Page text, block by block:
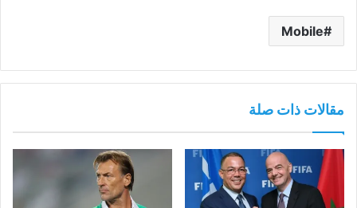
Mobile
مقالات ذات صلة